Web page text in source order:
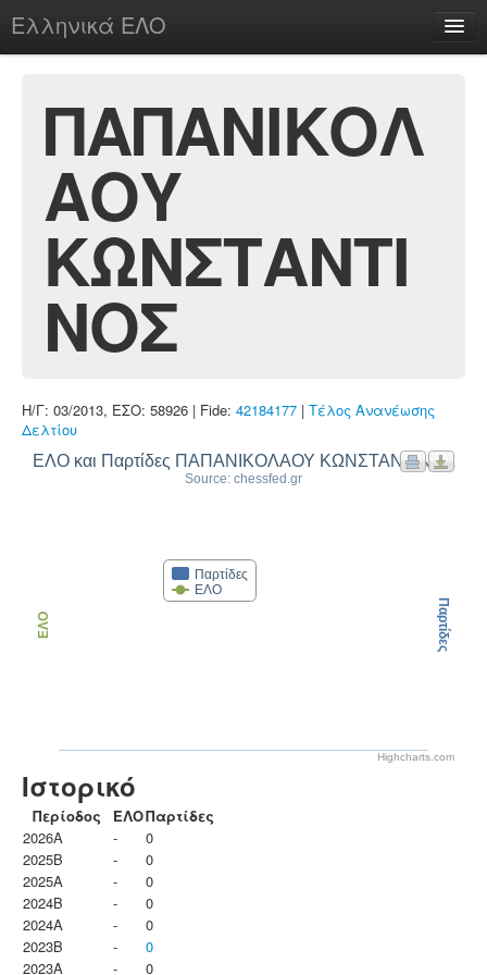
Ελληνικά ΕΛΟ
chesstu.be @ discord
Login
ΠΑΠΑΝΙΚΟΛ
ΑΟΥ
ΚΩΝΣΤΑΝΤΙ
ΝΟΣ
Η/Γ: 03/2013, ΕΣΟ: 58926 | Fide: 42184177 | Τέλος Ανανέωσης
Δελτίου
ΕΛΟ και Παρτίδες ΠΑΠΑΝΙΚΟΛΑΟΥ ΚΩΝΣΤΑΝΤΙΝΟΣ
Source: chessfed.gr
Παρτίδες
ΕΛΟ
ΕΛΟ Παρτίδες
Highcharts.com
Ιστορικό
Περίοδος ΕΛΟΠαρτίδες
2026A
-
0
2025B
-
0
2025A
-
0
2024B
-
0
2024A
-
0
2023B
-
0
2023Α
- 0